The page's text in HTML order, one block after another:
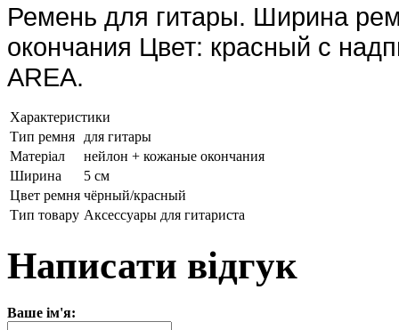
Ремень для гитары. Ширина
окончания Цвет: красный с
AREA.
Характеристики
Тип ремня
для гитары
Матеріал
нейлон + кожаные окончания
Ширина
5 см
Цвет ремня чёрный/красный
Тип товару Аксессуары для гитариста
Написати відгук
Ваше ім'я: